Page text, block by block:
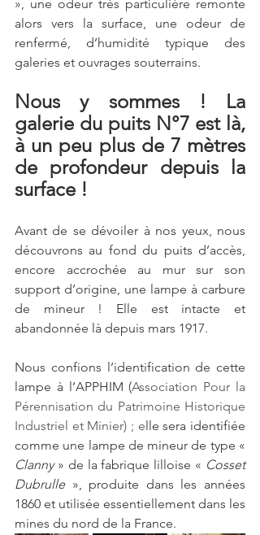
», une odeur très particulière remonte
alors vers la surface, une odeur de
renfermé, d’humidité
typique des
galeries et ouvrages souterrains.
Nous y sommes ! La
galerie du puits N°7 est là,
à un peu plus de 7 mètres
de profondeur depuis la
surface !
Avant de se dévoiler à nos yeux, nous
découvrons au fond du puits d’accès,
encore accrochée au mur sur son
support d’origine, une lampe à carbure
de mineur ! Elle est intacte et
abandonnée là depuis mars 1917.
Nous confions l’identification de cette
lampe à l’APPHIM (Association Pour la
Pérennisation du Patrimoine Historique
Industriel et Minier) ; e lle sera identifiée
comme une lampe de mineur de type «
Clanny » de la fabrique lilloise « Cosset
Dubrulle », produite dans les années
1860 et utilisée essentiellement dans les
mines du nord de la France.